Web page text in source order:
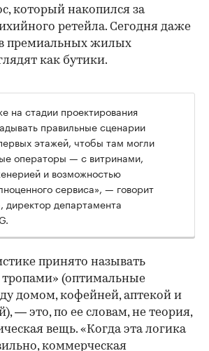
который накопился за
ретейла. Сегодня даже
премиальных жилых
как бутики.
на стадии проектирования
правильные сценарии
этажей, чтобы там могли
операторы — с витринами,
и возможностью
сервиса», — говорит
директор департамента
принято называть
(оптимальные
домом, кофейней, аптекой и
— это, по ее словам, не теория,
вещь. «Когда эта логика
коммерческая